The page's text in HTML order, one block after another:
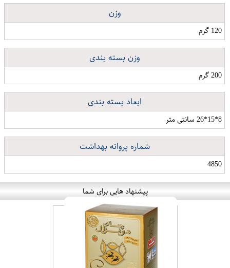
وزن
120 گرم
وزن بسته بندی
200 گرم
ابعاد بسته بندی
8*15*26 سانتی متر
شماره پروانه بهداشت
4850
پیشنهاد هایی برای شما